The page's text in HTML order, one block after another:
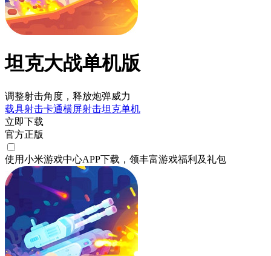
坦克大战单机版
调整射击角度，释放炮弹威力
载具射击卡通横屏射击坦克单机
立即下载
官方正版
使用小米游戏中心APP下载 ，领丰富游戏福利 及礼包